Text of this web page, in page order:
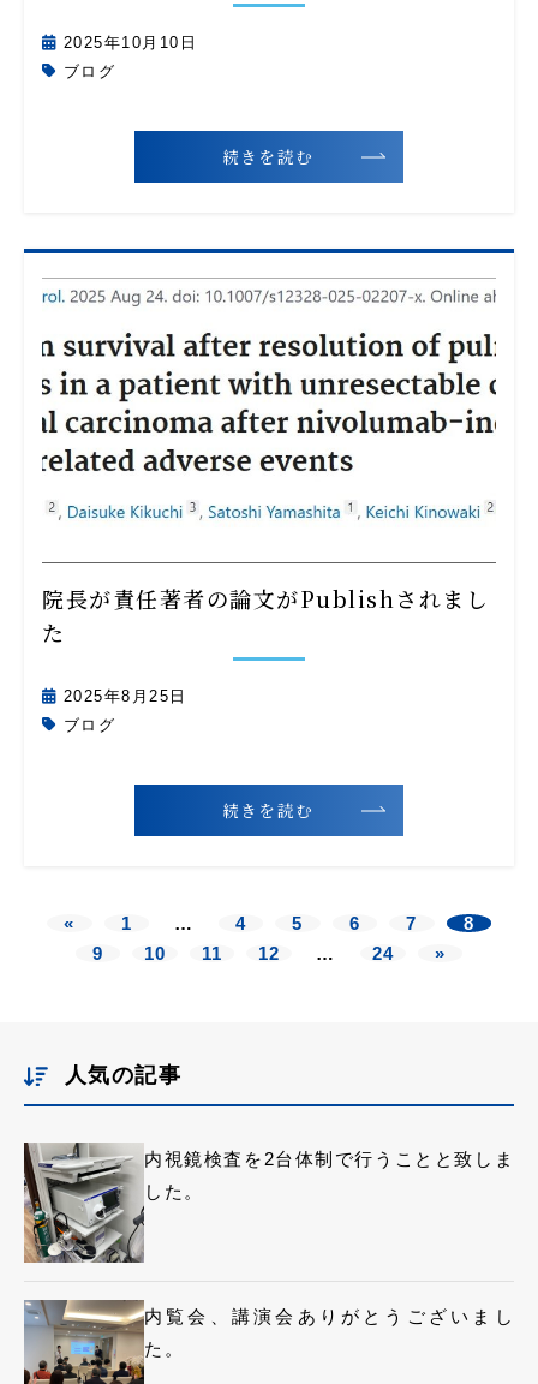
2025年10月10日
ブログ
続きを読む
院長が責任著者の論文がPublishされまし
た
2025年8月25日
ブログ
続きを読む
« 1 … 4 5 6 7
8
9
10 11 12 … 24 »
人気の記事
内視鏡検査を2台体制で行うことと致しま
した。
内覧会、講演会ありがとうございまし
た。